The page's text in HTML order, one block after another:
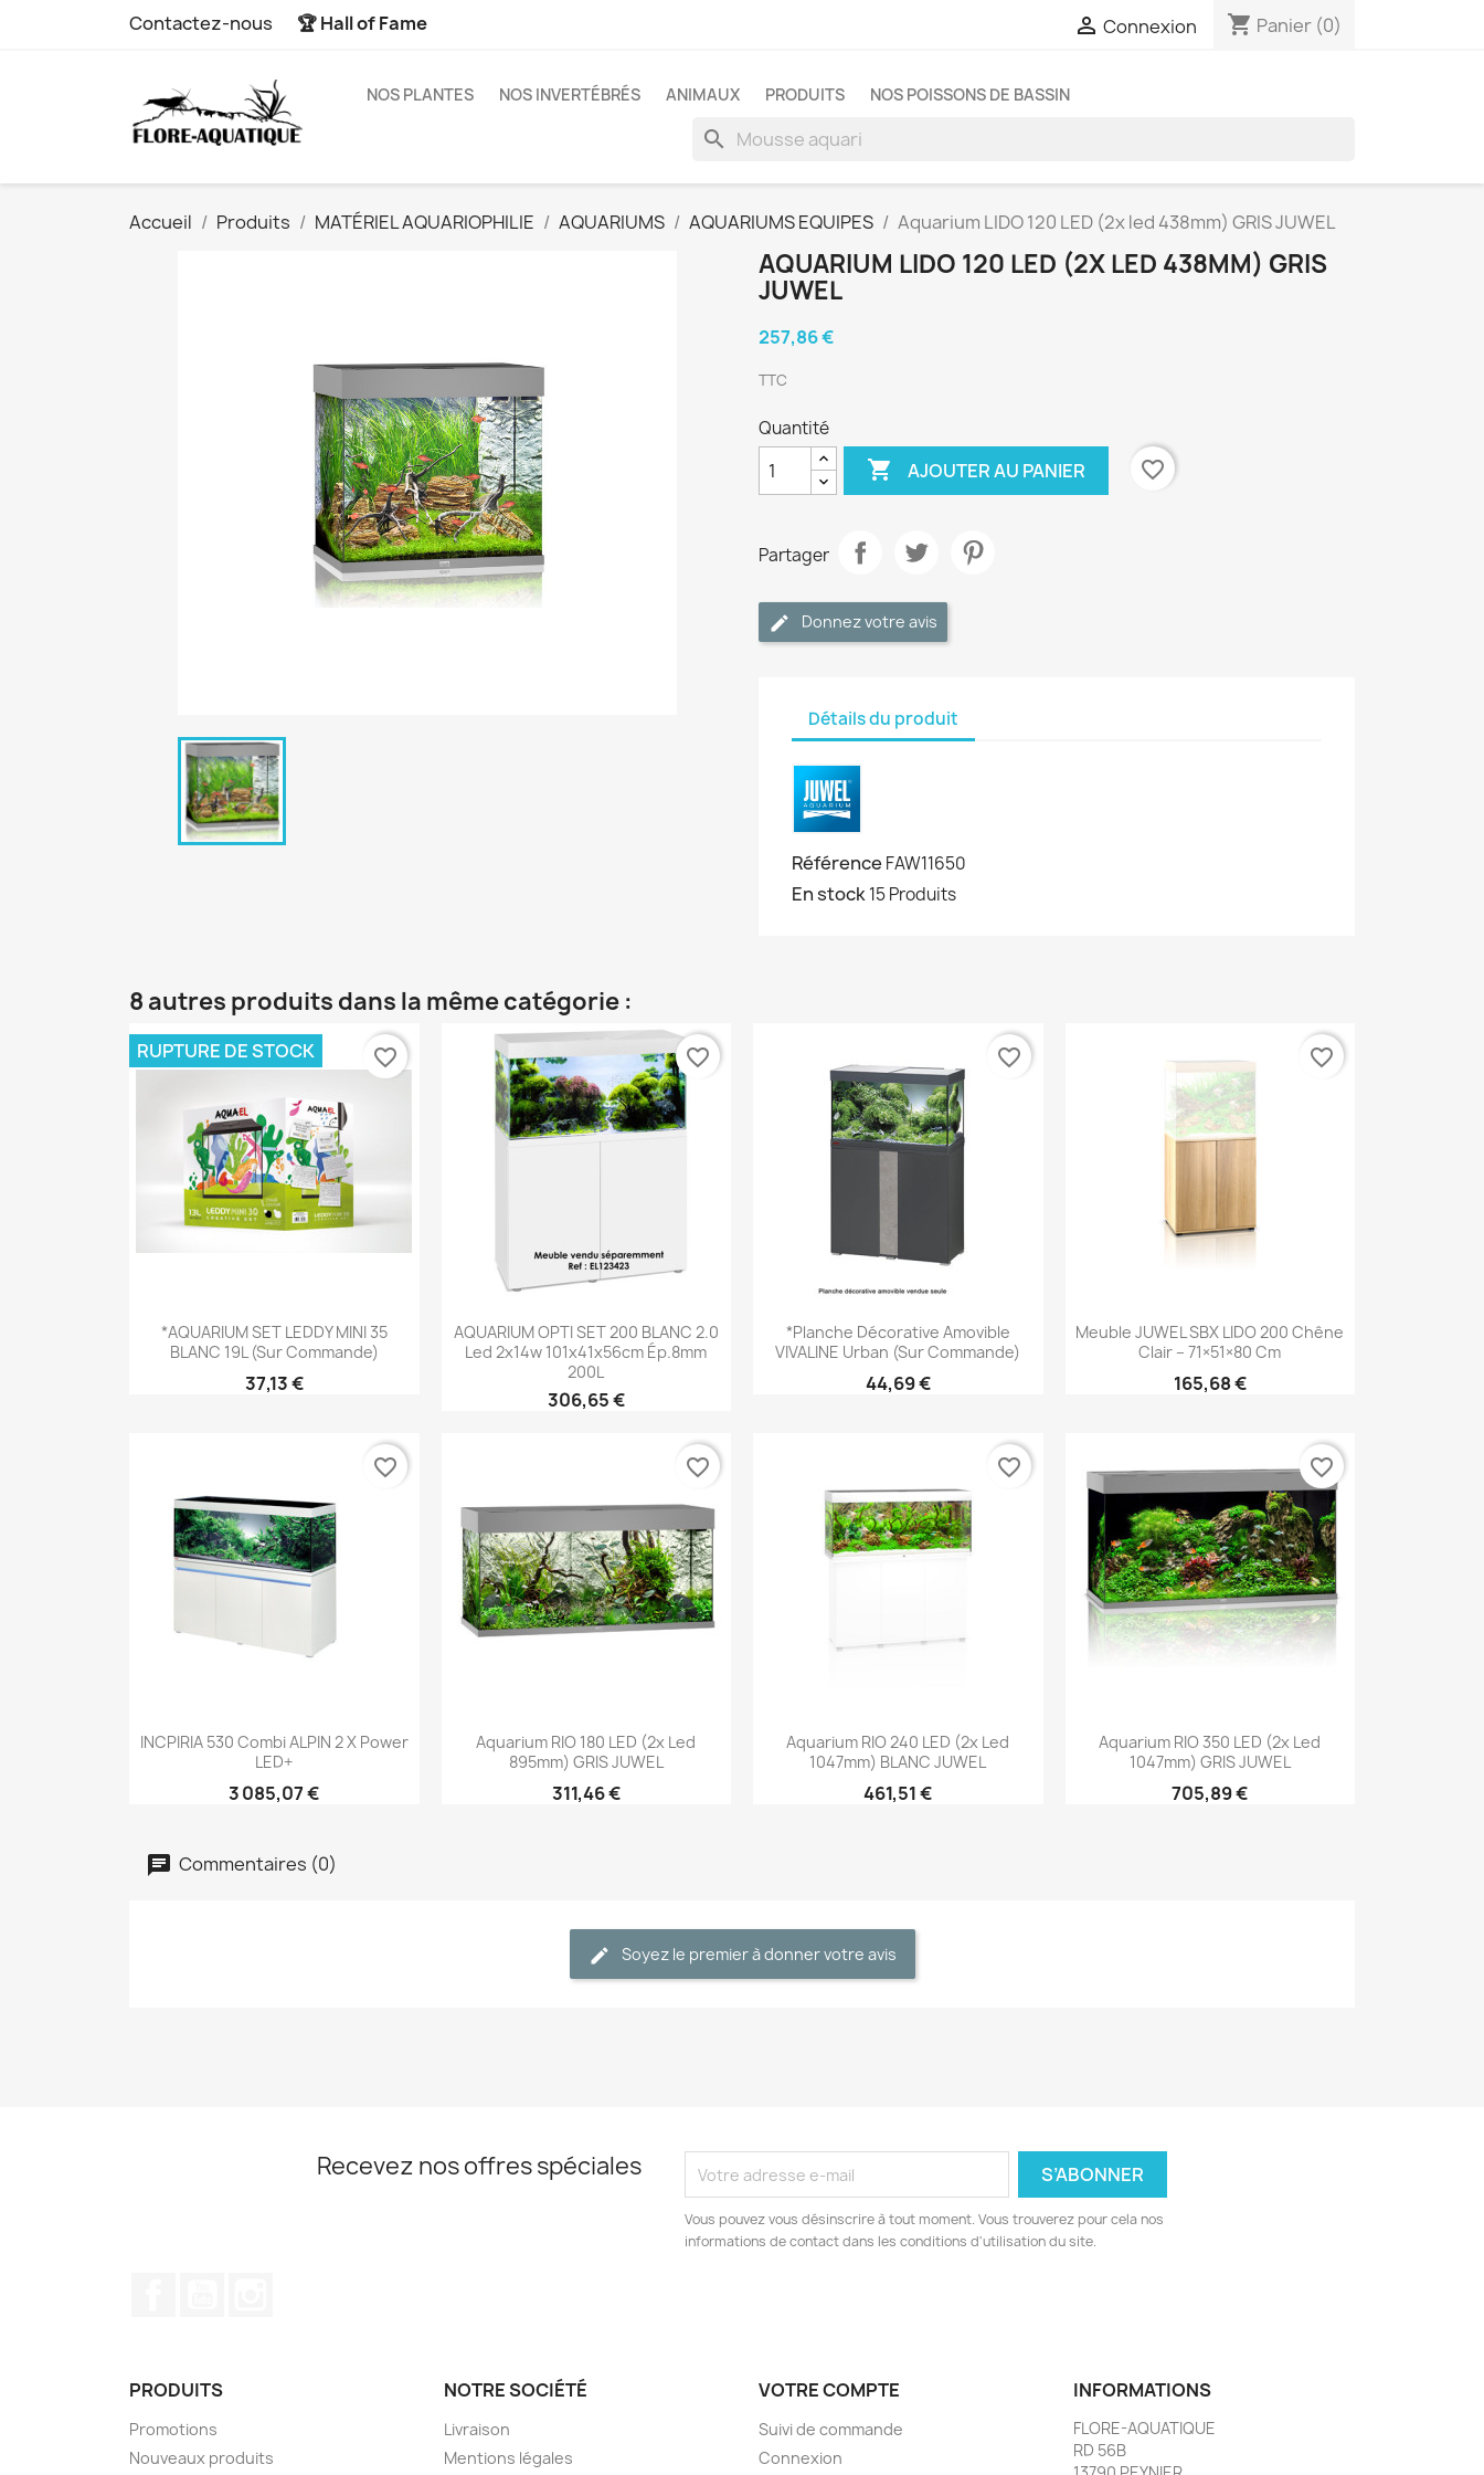
Contactez-nous 🏆 Hall of Fame  Connexion shopping_cart Panier (0)
NOS PLANTES NOS INVERTÉBRÉS ANIMAUX PRODUITS NOS POISSONS DE BASSIN
search
Accueil Produits MATÉRIEL AQUARIOPHILIE AQUARIUMS AQUARIUMS EQUIPES Aquarium LIDO 120 LED (2x led 438mm) GRIS JUWEL
AQUARIUM LIDO 120 LED (2X LED 438MM) GRIS
JUWEL
257,86 €
TTC
Quantité
 AJOUTER AU PANIER favorite_border
Partager
Donnez votre avis
Détails du produit
Référence FAW11650
En stock15 Produits
8 autres produits dans la même catégorie :
Aperçu rapide
*AQUARIUM SET LEDDY MINI 35
BLANC 19L (sur Commande)
37,13 €
RUPTURE DE STOCK favorite_border
Aperçu rapide
AQUARIUM OPTI SET 200 BLANC 2.0
Led 2x14w 101x41x56cm Ép.8mm
200L
306,65 €
favorite_border
 Aperçu rapide
*Planche Décorative Amovible
VIVALINE Urban (sur Commande)
44,69 €
favorite_border
Aperçu rapide
Meuble JUWEL SBX LIDO 200 Chêne
Clair – 71×51×80 Cm
165,68 €
favorite_border
Aperçu rapide
INCPIRIA 530 Combi ALPIN 2 X Power
LED+
3 085,07 €
favorite_border
 Aperçu rapide
Aquarium RIO 180 LED (2x Led
895mm) GRIS JUWEL
311,46 €
favorite_border
 Aperçu rapide
Aquarium RIO 240 LED (2x Led
1047mm) BLANC JUWEL
461,51 €
favorite_border
 Aperçu rapide
Aquarium RIO 350 LED (2x Led
1047mm) GRIS JUWEL
705,89 €
favorite_border
Commentaires (0)
Soyez le premier à donner votre avis
Recevez nos offres spéciales
Vous pouvez vous désinscrire à tout moment. Vous trouverez pour cela nos
informations de contact dans les conditions d'utilisation du site.
PRODUITS
Promotions
Nouveaux produits
NOTRE SOCIÉTÉ
Livraison
Mentions légales
VOTRE COMPTE
Suivi de commande
Connexion
INFORMATIONS
FLORE-AQUATIQUE
RD 56B